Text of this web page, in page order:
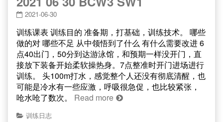
2021-06-30
训练课表 训练目的 准备期，打基础，训练技术。 哪些
做的对 哪些不足 从中领悟到了什么 有什么需要改进 6
点40出门，50分到达游泳馆，和预期一样没开门，直
接放下装备开始柔软操热身。7点整准时开门进场进行
训练。 头100m打水，感觉整个人还没有彻底清醒，也
可能是冷水有一些应激，呼吸很急促，也比较紧张，
呛水呛了数次。 Read more
训练日志